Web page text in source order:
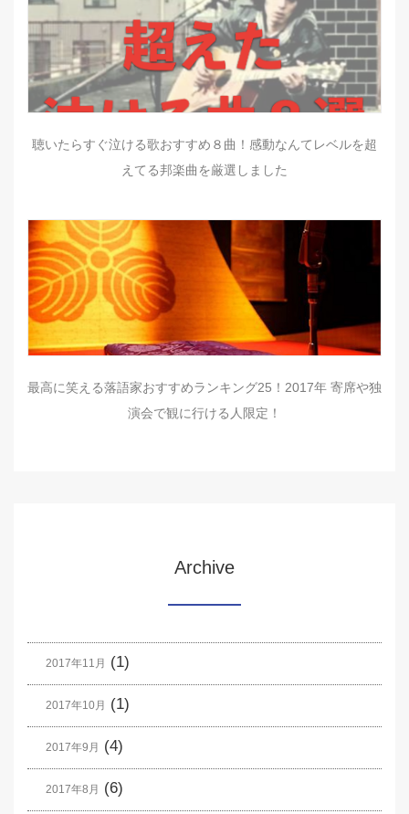
聴いたらすぐ泣ける歌おすすめ８曲！感動なんてレベルを超
えてる邦楽曲を厳選しました
最高に笑える落語家おすすめランキング25！2017年 寄席や独
演会で観に行ける人限定！
Archive
2017年11月 (1)
2017年10月 (1)
2017年9月 (4)
2017年8月 (6)